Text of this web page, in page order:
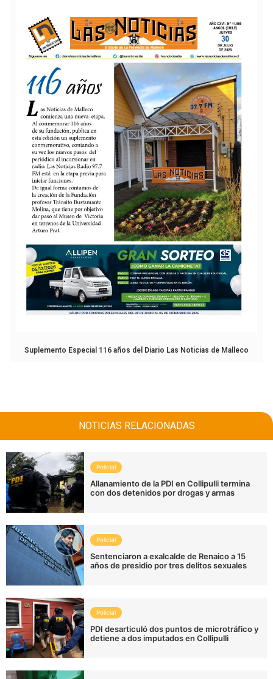
Suplemento Especial 116 años del Diario Las Noticias de Malleco
NOTICIAS RELACIONADAS
Policial
Allanamiento de la PDI en Collipulli termina
con dos detenidos por drogas y armas
Policial
Sentenciaron a exalcalde de Renaico a 15
años de presidio por tres delitos sexuales
Policial
PDI desarticuló dos puntos de microtráfico y
detiene a dos imputados en Collipulli